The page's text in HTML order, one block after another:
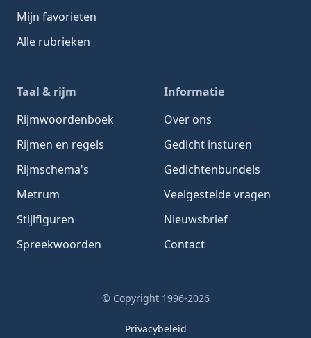
Mijn favorieten
Alle rubrieken
Taal & rijm
Rijmwoordenboek
Rijmen en regels
Rijmschema's
Metrum
Stijlfiguren
Spreekwoorden
Informatie
Over ons
Gedicht insturen
Gedichtenbundels
Veelgestelde vragen
Nieuwsbrief
Contact
© Copyright 1996-2026
Privacybeleid